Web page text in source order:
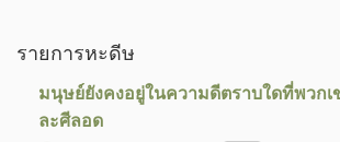
รายการหะดีษ
มนุษย์ยังคงอยู่ในความดีตราบใดที่พวกเ
ละศีลอด